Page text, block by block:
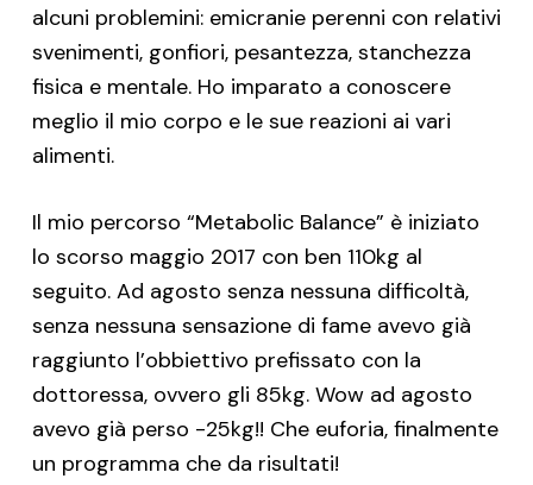
alcuni problemini: emicranie perenni con relativi
svenimenti, gonfiori, pesantezza, stanchezza
fisica e mentale. Ho imparato a conoscere
meglio il mio corpo e le sue reazioni ai vari
alimenti.
Il mio percorso “Metabolic Balance” è iniziato
lo scorso maggio 2017 con ben 110kg al
seguito. Ad agosto senza nessuna difficoltà,
senza nessuna sensazione di fame avevo già
raggiunto l’obbiettivo prefissato con la
dottoressa, ovvero gli 85kg. Wow ad agosto
avevo già perso -25kg!! Che euforia, finalmente
un programma che da risultati!